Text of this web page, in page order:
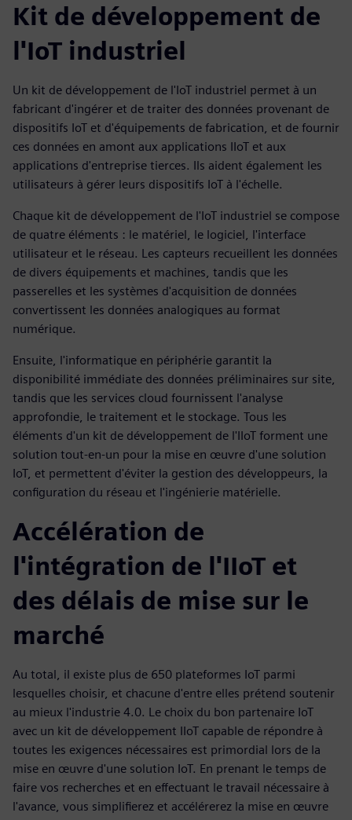
Kit de développement de
l'IoT industriel
Un kit de développement de l'IoT industriel permet à un
fabricant d'ingérer et de traiter des données provenant de
dispositifs IoT et d'équipements de fabrication, et de fournir
ces données en amont aux applications IIoT et aux
applications d'entreprise tierces. Ils aident également les
utilisateurs à gérer leurs dispositifs IoT à l'échelle.
Chaque kit de développement de l'IoT industriel se compose
de quatre éléments : le matériel, le logiciel, l'interface
utilisateur et le réseau. Les capteurs recueillent les données
de divers équipements et machines, tandis que les
passerelles et les systèmes d'acquisition de données
convertissent les données analogiques au format
numérique.
Ensuite, l'informatique en périphérie garantit la
disponibilité immédiate des données préliminaires sur site,
tandis que les services cloud fournissent l'analyse
approfondie, le traitement et le stockage. Tous les
éléments d'un kit de développement de l'IIoT forment une
solution tout-en-un pour la mise en œuvre d'une solution
IoT, et permettent d'éviter la gestion des développeurs, la
configuration du réseau et l'ingénierie matérielle.
Accélération de
l'intégration de l'IIoT et
des délais de mise sur le
marché
Au total, il existe plus de 650 plateformes IoT parmi
lesquelles choisir, et chacune d'entre elles prétend soutenir
au mieux l'industrie 4.0. Le choix du bon partenaire IoT
avec un kit de développement IIoT capable de répondre à
toutes les exigences nécessaires est primordial lors de la
mise en œuvre d'une solution IoT. En prenant le temps de
faire vos recherches et en effectuant le travail nécessaire à
l'avance, vous simplifierez et accélérerez la mise en œuvre